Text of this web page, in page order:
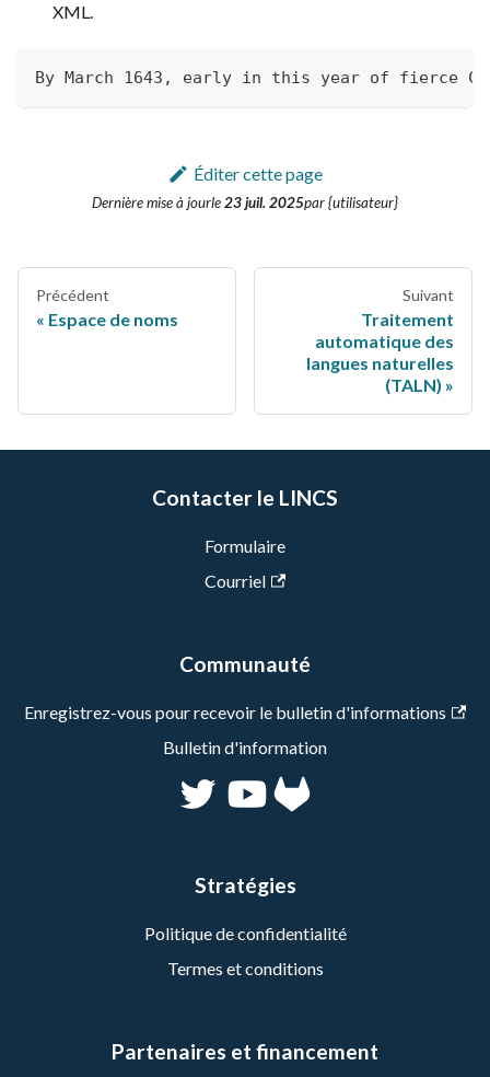
XML.
By March 1643, early in this year of fierce
Éditer cette page
Dernière mise à jourle23 juil. 2025par {utilisateur}
Précédent
Espace de noms
Suivant
Traitement
automatique des
langues naturelles
(TALN)
Contacter le LINCS
Formulaire
Courriel
Communauté
Enregistrez-vous pour recevoir le bulletin d'informations
Bulletin d'information
Stratégies
Politique de confidentialité
Termes et conditions
Partenaires et financement